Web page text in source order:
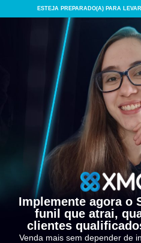
ESTEJA PREPARADO(A) PARA
Implemente agora o
funil que atrai,
clientes
Venda mais sem depender de